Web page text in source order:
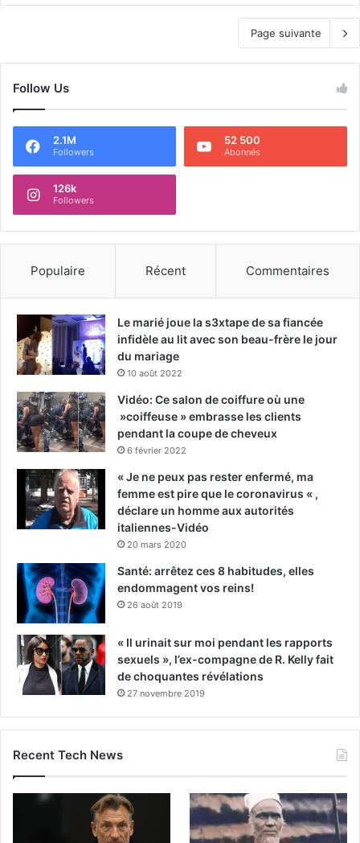
Page suivante
Follow Us
2.1M
Followers
52 500
Abonnés
126k
Followers
Populaire Récent Commentaires
Le marié joue la s3xtape de sa fiancée
infidèle au lit avec son beau-frère le jour
du mariage
10 août 2022
Vidéo: Ce salon de coiffure où une
»coiffeuse » embrasse les clients
pendant la coupe de cheveux
6 février 2022
« Je ne peux pas rester enfermé, ma
femme est pire que le coronavirus « ,
déclare un homme aux autorités
italiennes-Vidéo
20 mars 2020
Santé: arrêtez ces 8 habitudes, elles
endommagent vos reins!
26 août 2019
« Il urinait sur moi pendant les rapports
sexuels », l’ex-compagne de R. Kelly fait
de choquantes révélations
27 novembre 2019
Recent Tech News